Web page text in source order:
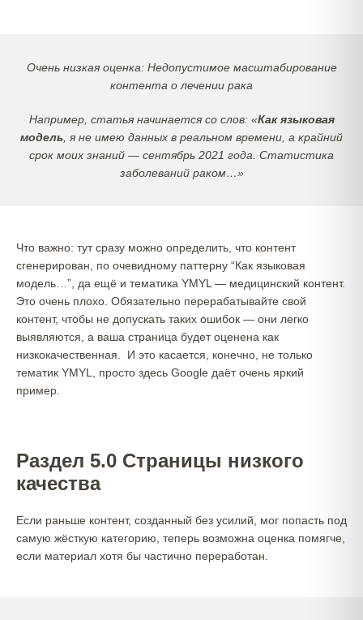
Очень низкая оценка: Недопустимое масштабирование
контента о лечении рака
Например, статья начинается со слов: «Как языковая
модель , я не имею данных в реальном времени, а крайний
срок моих знаний — сентябрь 2021 года. Статистика
заболеваний раком…»
Что важно: тут сразу можно определить, что контент
сгенерирован, по очевидному паттерну “Как языковая
модель…”, да ещё и тематика YMYL — медицинский контент.
Это очень плохо. Обязательно перерабатывайте свой
контент, чтобы не допускать таких ошибок — они легко
выявляются, а ваша страница будет оценена как
низкокачественная. И это касается, конечно, не только
тематик YMYL, просто здесь Google даёт очень яркий
пример.
Раздел 5.0 Страницы низкого
качества
Если раньше контент, созданный без усилий, мог попасть под
самую жёсткую категорию, теперь возможна оценка помягче,
если материал хотя бы частично переработан.